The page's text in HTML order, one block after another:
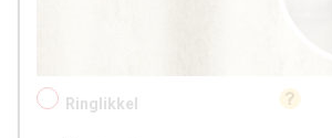
Ringlikkel